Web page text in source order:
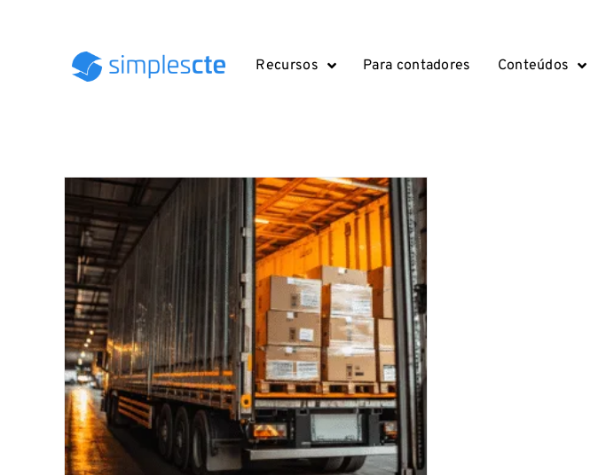
Recursos Para contadores Conteúdos